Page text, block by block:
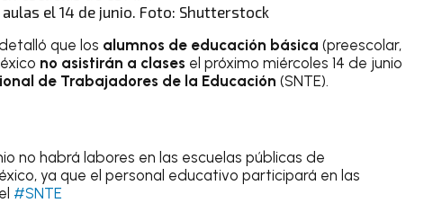
el 14 de junio. Foto: Shutterstock
que los alumnos de educación básica (preescolar,
no asistirán a clases el próximo miércoles 14 de junio
de Trabajadores de la Educación (SNTE).
no habrá labores en las escuelas públicas de
ya que el personal educativo participará en las
#SNTE